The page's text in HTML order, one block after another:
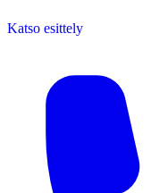
Katso esittely